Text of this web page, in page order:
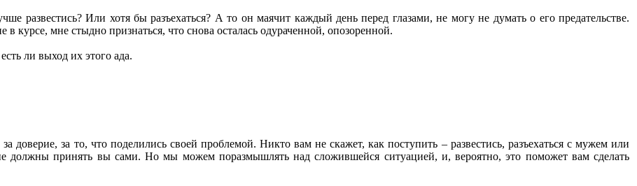
развестись? Или хотя бы разъехаться? А то он маячит каждый день перед глазами, не могу не думать о его предательстве.
в курсе, мне стыдно признаться, что снова осталась одураченной, опозоренной.
ли выход их этого ада.
доверие, за то, что поделились своей проблемой. Никто вам не скажет, как поступить – развестись, разъехаться с мужем или
должны принять вы сами. Но мы можем поразмышлять над сложившейся ситуацией, и, вероятно, это поможет вам сделать